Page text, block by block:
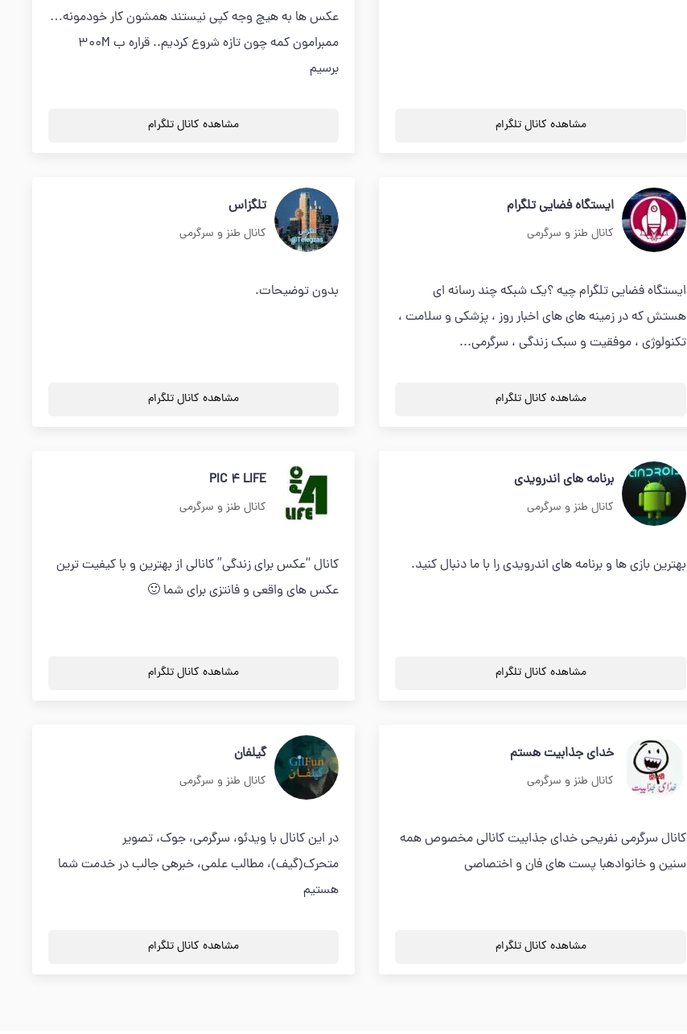
مشاهده کانال تلگرام
عکس ها به هیچ وجه کپی نیستند همشون کار خودمونه…
ممبرامون کمه چون تازه شروع کردیم.. قراره ب 300M
برسیم
مشاهده کانال تلگرام
ایستگاه فضایی تلگرام
کانال طنز و سرگرمی
ایستگاه فضایی تلگرام چیه ؟یک شبکه چند رسانه ای
هستش که در زمینه های های اخبار روز ، پزشکی و سلامت ،
تکنولوژی ، موفقیت و سبک زندگی ، سرگرمی...
مشاهده کانال تلگرام
تلگزاس
کانال طنز و سرگرمی
بدون توضیحات.
مشاهده کانال تلگرام
برنامه های اندرویدی
کانال طنز و سرگرمی
بهترین بازی ها و برنامه های اندرویدی را با ما دنبال کنید.
مشاهده کانال تلگرام
PIC 4 LIFE
کانال طنز و سرگرمی
کانال “عکس برای زندگی” کانالی از بهترین و با کیفیت ترین
عکس های واقعی و فانتزی برای شما 🙂
مشاهده کانال تلگرام
خدای جذابیت هستم
کانال طنز و سرگرمی
کانال سرگرمی نفریحی خدای جذابیت کانالی مخصوص همه
سنین و خانوادهبا پست های فان و اختصاصی
مشاهده کانال تلگرام
گیلفان
کانال طنز و سرگرمی
در این کانال با ویدئو، سرگرمی، جوک، تصویر
متحرک(گیف)، مطالب علمی، خبرهی جالب در خدمت شما
هستیم
مشاهده کانال تلگرام